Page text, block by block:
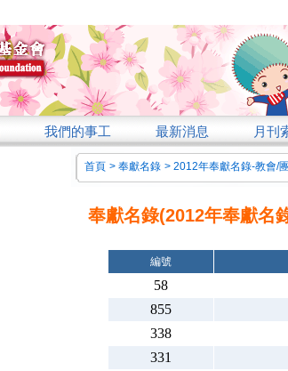
我們的事工 最新消息 月刊
首頁 > 奉獻名錄 > 2012年奉獻名錄-教會/
奉獻名錄(2012年奉獻名
編號
58
855
338
331